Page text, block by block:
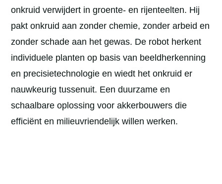
onkruid verwijdert in groente- en rijenteelten. Hij
pakt onkruid aan zonder chemie, zonder arbeid en
zonder schade aan het gewas. De robot herkent
individuele planten op basis van beeldherkenning
en precisietechnologie en wiedt het onkruid er
nauwkeurig tussenuit. Een duurzame en
schaalbare oplossing voor akkerbouwers die
efficiënt en milieuvriendelijk willen werken.